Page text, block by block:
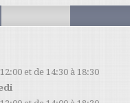
et de 14:30 à 18:30